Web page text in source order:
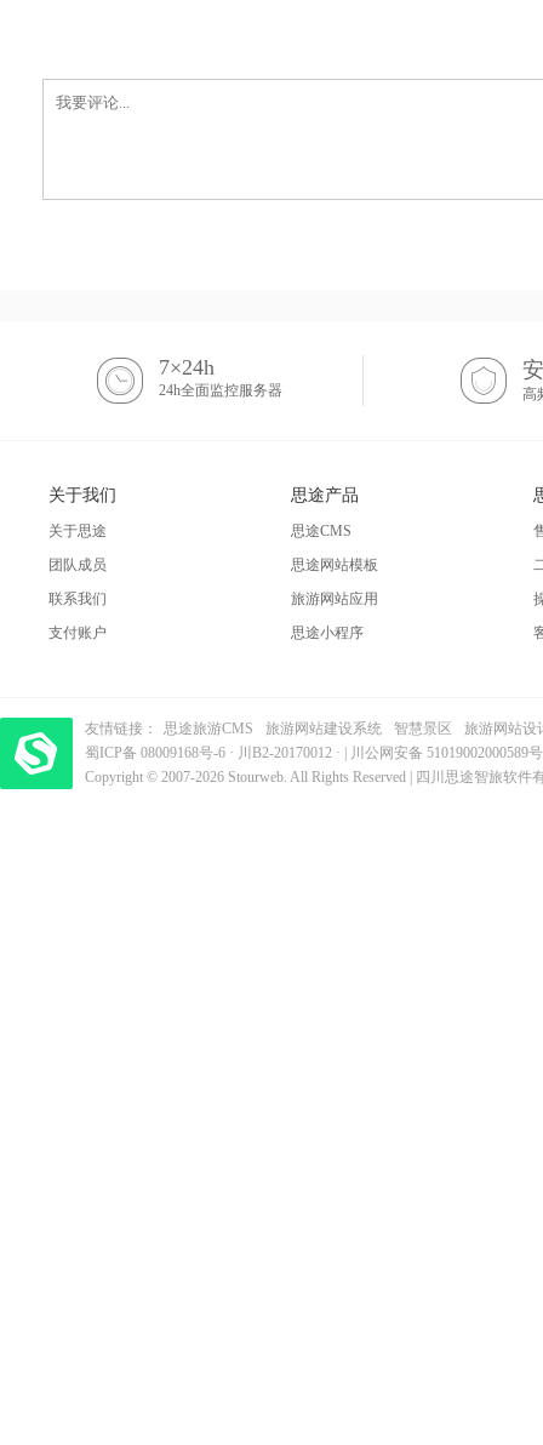
7×24h
24h全面监控服务器 高
关于我们
关于思途
团队成员
联系我们
支付账户
思途产品
思途CMS
思途网站模板
旅游网站应用
思途小程序
友情链接： 思途旅游CMS 旅游网站建设系统 智慧景区
旅游网站设
梦旅程酒店管理系统
​| 运营支持：创旅云营销​
蜀ICP备 08009168号-6 · 川B2-20170012 · |
川公网安备 51019002000589号
Copyright © 2007-2026 Stourweb. All Rights Reserved | 四川思途智旅软件